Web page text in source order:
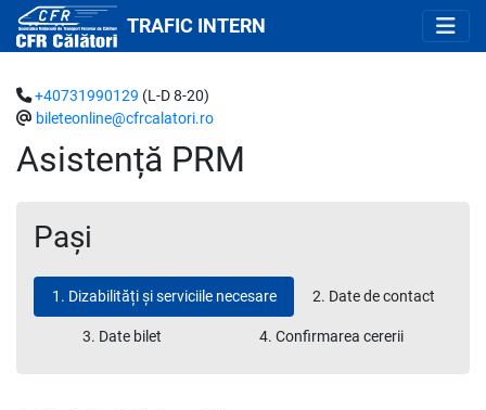
TRAFIC INTERN
Asistență PRM
+40731990129 (L-D 8-20)
bileteonline@cfrcalatori.ro
Pași
1. Dizabilități și serviciile necesare 2. Date de contact
3. Date bilet 4. Confirmarea cererii